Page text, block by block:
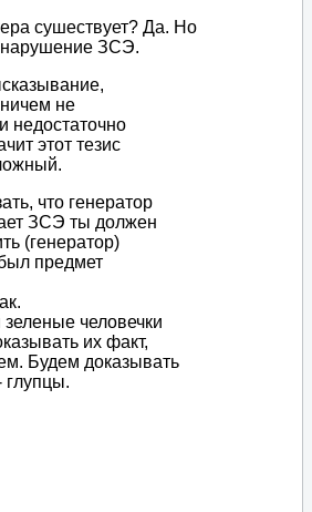
сушествует? Да. Но
нарушение ЗСЭ.
не
недостаточно
этот тезис
что генератор
ЗСЭ ты должен
(генератор)
предмет
человечки
их факт,
Будем доказывать
глупцы.